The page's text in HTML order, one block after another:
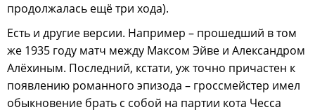
продолжалась ещё три хода).
Есть и другие версии. Например – прошедший в том
же 1935 году матч между Максом Эйве и Александром
Алёхиным. Последний, кстати, уж точно причастен к
появлению романного эпизода – гроссмейстер имел
обыкновение брать с собой на партии кота Чесса